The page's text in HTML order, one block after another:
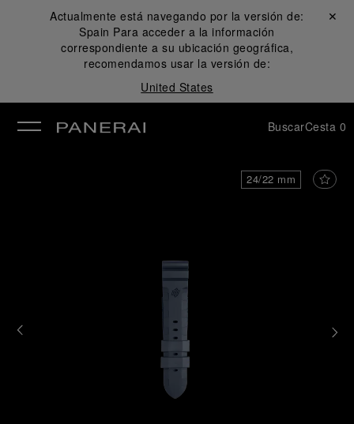
Actualmente está navegando por la versión de:
Spain Para acceder a la información
correspondiente a su ubicación geográfica,
recomendamos usar la versión de:
United States
Cerrar ✕
BuscarCesta 0
24/22 mm